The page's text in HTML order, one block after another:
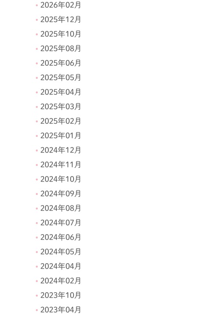
2026年02月
2025年12月
2025年10月
2025年08月
2025年06月
2025年05月
2025年04月
2025年03月
2025年02月
2025年01月
2024年12月
2024年11月
2024年10月
2024年09月
2024年08月
2024年07月
2024年06月
2024年05月
2024年04月
2024年02月
2023年10月
2023年04月